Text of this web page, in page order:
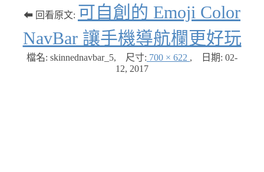
⬅ 回看原文: 可自創的 Emoji Color
NavBar 讓手機導航欄更好玩
檔名: skinnednavbar_5, 尺寸: 700 × 622 , 日期: 02-
12, 2017